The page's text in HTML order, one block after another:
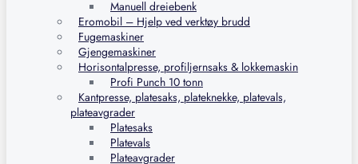
Manuell dreiebenk
Eromobil – Hjelp ved verktøy brudd
Fugemaskiner
Gjengemaskiner
Horisontalpresse, profiljernsaks & lokkemaskin
Profi Punch 10 tonn
Kantpresse, platesaks, plateknekke, platevals,
plateavgrader
Platesaks
Platevals
Plateavgrader